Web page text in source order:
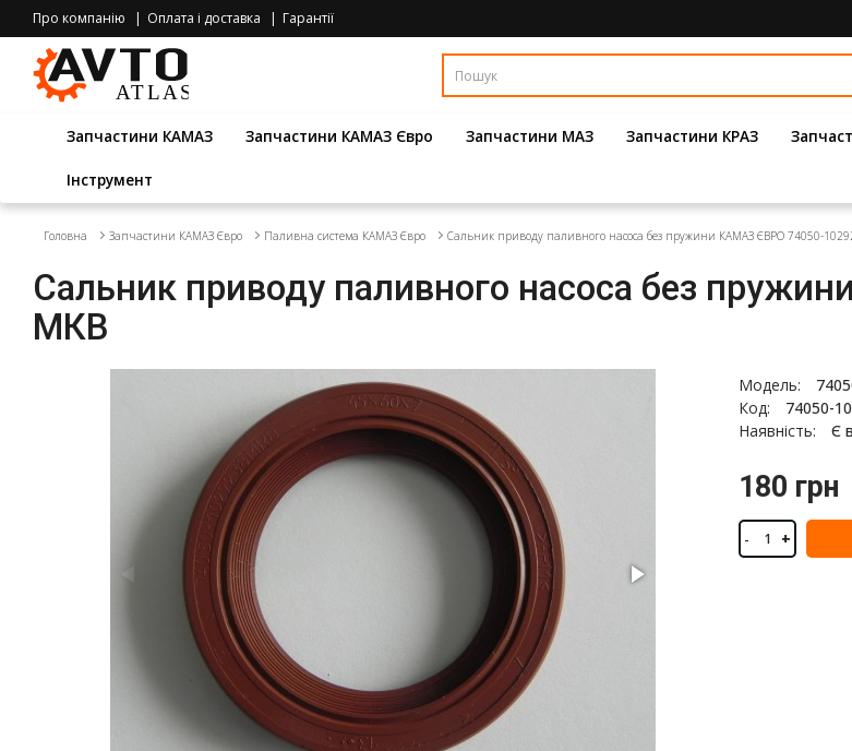
Про компанію Оплата і доставка Гарантії
Запчастини КАМАЗ Запчастини КАМАЗ Євро Запчастини МАЗ Запчастини КРАЗ
Інструмент
Головна Запчастини КАМАЗ Євро Паливна система КАМАЗ Євро Сальник приводу паливного насоса без пружини КАМАЗ ЄВРО 74050-
Сальник приводу паливного насоса без
МКВ
Модель:
Код:
74050-
Наявність:
Є
180 грн
- +